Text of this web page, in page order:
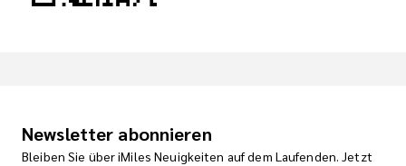
Newsletter abonnieren
Bleiben Sie über iMiles Neuigkeiten auf dem Laufenden. Jetzt